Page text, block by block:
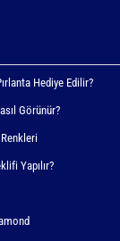
Hediye Edilir?
Görünür?
Yapılır?